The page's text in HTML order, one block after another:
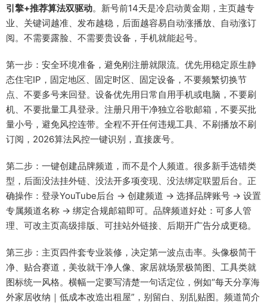
引擎+推荐算法双驱动。新号前14天是冷启动黄金期，主页越专
业、关键词越准、发布越稳，后面越容易自动涨播放、自动涨订
阅。不需要露脸、不需要贵设备，手机就能起号。
第一步：安全环境准备，避免刚注册就限流。优先用稳定原生静
态住宅IP，固定地区、固定时区、固定设备，不要频繁切换节
点、不要多号来回登。设备优先用日常自用手机或电脑，不要刷
机、不要批量工具登录。注册只用干净独立谷歌邮箱，不要买批
量小号，避免风控连带。全程不开任何违规工具、不刷播放不刷
订阅，2026算法风控一键识别，直接废号。
第二步：一键创建品牌频道，而不是个人频道。很多新手选错类
型，后面没法挂外链、没法开多项变现、没法绑定联盟后台。正
确操作：登录YouTube后台 → 创建频道 → 选择品牌账号 → 设置
专属频道名称 → 绑定合规邮箱即可。品牌频道好处：可多人管
理、可改主页高级排版、可挂站外链接、后期开广告分成更稳。
第三步：主页四件套专业装修，决定第一波点击率。头像极简干
净、贴合赛道，美妆就干净人像、家居就场景极简图、工具类就
图标统一风格。横幅一定要写清楚一句话定位，例如“每天分享海
外家居收纳｜低成本改造出租屋”，别留白、别乱贴图。频道简介